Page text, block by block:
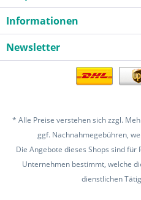
Informationen
Newsletter
* Alle Preise verstehen sich zzgl.
ggf. Nachnahmegebühren,
Die Angebote dieses Shops sind
Unternehmen bestimmt, welche
dienstlichen